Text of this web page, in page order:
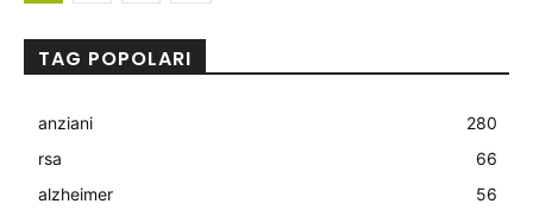
TAG POPOLARI
anziani
280
rsa
66
alzheimer
56